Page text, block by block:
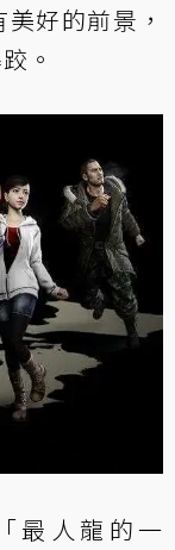
好的前景，
。
最人龍的一